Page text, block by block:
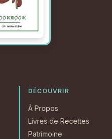
DÉCOUVRIR
À Propos
Livres de Recettes
Patrimoine